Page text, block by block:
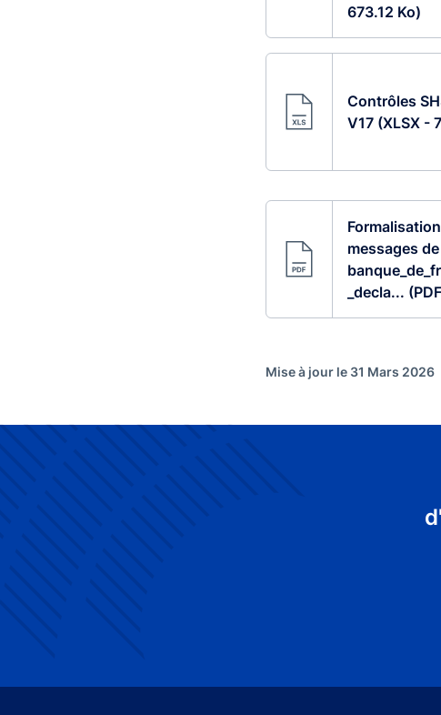
673.12 Ko)
Contrôles
V17 (XLSX -
messages
_decla...
Mise à jour le 31 Mars 2026